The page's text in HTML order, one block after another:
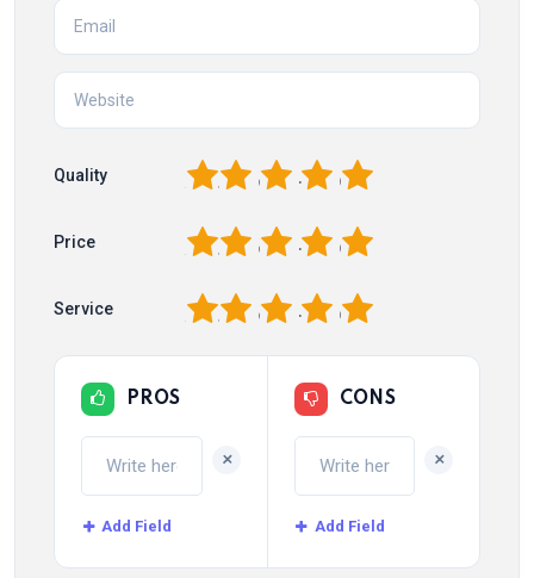
Quality 5
4
3
2
Price 5
4
3
2
Service 5
4
3
2
PROS
+
Add Field
CONS
+
Add Field